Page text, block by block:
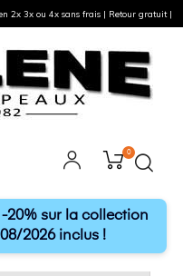
0
20% sur la collection
2026 inclus !
2x 3x ou 4x sans frais | Retour gratuit |